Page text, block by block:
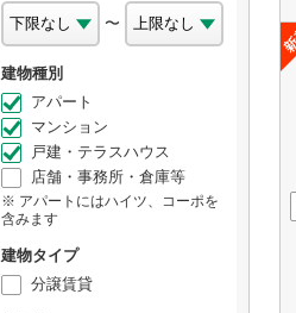
〜
建物種別
アパート
マンション
戸建・テラスハウス
店舗・事務所・倉庫等
アパートにはハイツ、コーポを
含みます
建物タイプ
分譲賃貸